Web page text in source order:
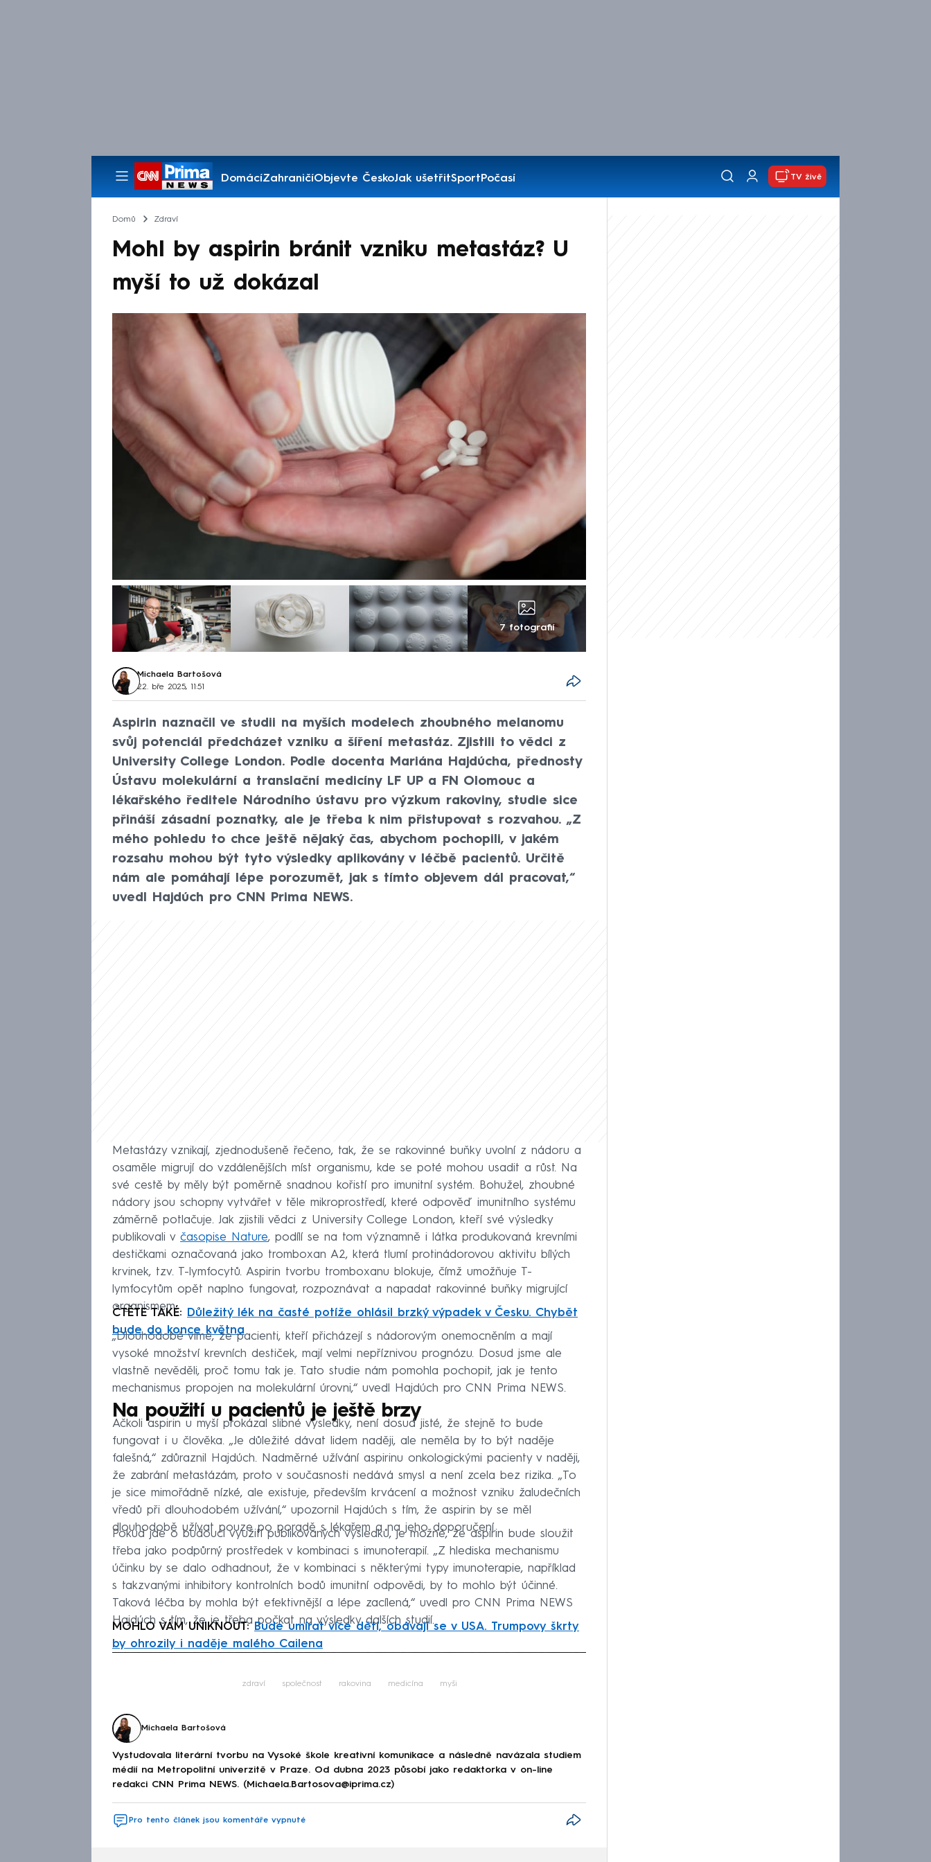
DomácíZahraničíObjevte ČeskoJak ušetřitSportPočasí
Pořady
TV živě
Domů Zdraví
Mohl by aspirin bránit vzniku metastáz? U
myší to už dokázal
7 fotografií
Michaela Bartošová
22. bře 2025, 11:51
Aspirin naznačil ve studii na myších modelech zhoubného melanomu
svůj potenciál předcházet vzniku a šíření metastáz. Zjistili to vědci z
University College London. Podle docenta Mariána Hajdúcha, přednosty
Ústavu molekulární a translační medicíny LF UP a FN Olomouc a
lékařského ředitele Národního ústavu pro výzkum rakoviny, studie sice
přináší zásadní poznatky, ale je třeba k nim přistupovat s rozvahou. „Z
mého pohledu to chce ještě nějaký čas, abychom pochopili, v jakém
rozsahu mohou být tyto výsledky aplikovány v léčbě pacientů. Určitě
nám ale pomáhají lépe porozumět, jak s tímto objevem dál pracovat,“
uvedl Hajdúch pro CNN Prima NEWS.
Metastázy vznikají, zjednodušeně řečeno, tak, že se rakovinné buňky uvolní z nádoru a
osaměle migrují do vzdálenějších míst organismu, kde se poté mohou usadit a růst. Na
své cestě by měly být poměrně snadnou kořistí pro imunitní systém. Bohužel, zhoubné
nádory jsou schopny vytvářet v těle mikroprostředí, které odpověď imunitního systému
záměrně potlačuje. Jak zjistili vědci z University College London, kteří své výsledky
publikovali v časopise Nature, podílí se na tom významně i látka produkovaná krevními
destičkami označovaná jako tromboxan A2, která tlumí protinádorovou aktivitu bílých
krvinek, tzv. T-lymfocytů. Aspirin tvorbu tromboxanu blokuje, čímž umožňuje T-
lymfocytům opět naplno fungovat, rozpoznávat a napadat rakovinné buňky migrující
organismem.
ČTĚTE TAKÉ:
Důležitý lék na časté potíže ohlásil brzký výpadek v Česku. Chybět
bude do konce května
„Dlouhodobě víme, že pacienti, kteří přicházejí s nádorovým onemocněním a mají
vysoké množství krevních destiček, mají velmi nepříznivou prognózu. Dosud jsme ale
vlastně nevěděli, proč tomu tak je. Tato studie nám pomohla pochopit, jak je tento
mechanismus propojen na molekulární úrovni,“ uvedl Hajdúch pro CNN Prima NEWS.
Na použití u pacientů je ještě brzy
Ačkoli aspirin u myší prokázal slibné výsledky, není dosud jisté, že stejně to bude
fungovat i u člověka. „Je důležité dávat lidem naději, ale neměla by to být naděje
falešná,“ zdůraznil Hajdúch. Nadměrné užívání aspirinu onkologickými pacienty v naději,
že zabrání metastázám, proto v současnosti nedává smysl a není zcela bez rizika. „To
je sice mimořádně nízké, ale existuje, především krvácení a možnost vzniku žaludečních
vředů při dlouhodobém užívání,“ upozornil Hajdúch s tím, že aspirin by se měl
dlouhodobě užívat pouze po poradě s lékařem a na jeho doporučení.
Pokud jde o budoucí využití publikovaných výsledků, je možné, že aspirin bude sloužit
třeba jako podpůrný prostředek v kombinaci s imunoterapií. „Z hlediska mechanismu
účinku by se dalo odhadnout, že v kombinaci s některými typy imunoterapie, například
s takzvanými inhibitory kontrolních bodů imunitní odpovědi, by to mohlo být účinné.
Taková léčba by mohla být efektivnější a lépe zacílená,“ uvedl pro CNN Prima NEWS
Hajdúch s tím, že je třeba počkat na výsledky dalších studií.
MOHLO VÁM UNIKNOUT: Bude umírat více dětí, obávají se v USA. Trumpovy škrty
by ohrozily i naděje malého Cailena
zdraví společnost rakovina medicína myši
Michaela Bartošová
Vystudovala literární tvorbu na Vysoké škole kreativní komunikace a následně navázala studiem
médií na Metropolitní univerzitě v Praze. Od dubna 2023 působí jako redaktorka v on-line
redakci CNN Prima NEWS. (Michaela.Bartosova@iprima.cz)
Pro tento článek jsou komentáře vypnuté